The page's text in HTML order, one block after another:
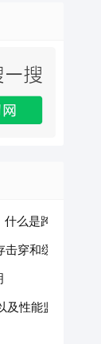
么是跨平台？
穿和缓存雪崩
性能监控